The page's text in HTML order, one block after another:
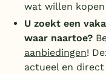
wat willen
U zoekt een
waar naartoe?
aanbiedingen!
actueel en